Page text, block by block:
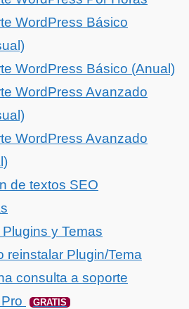
WordPress Básico
WordPress Básico (Anual)
WordPress Avanzado
WordPress Avanzado
de textos SEO
y Temas
reinstalar Plugin/Tema
consulta a soporte
GRATIS